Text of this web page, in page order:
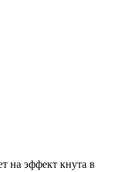
на эффект кнута в